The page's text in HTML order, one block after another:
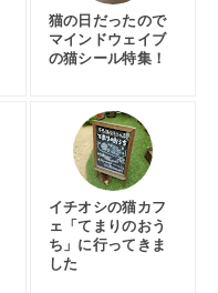
猫の日だったので
マインドウェイブ
の猫シール特集！
イチオシの猫カフ
ェ「てまりのおう
ち」に行ってきま
した